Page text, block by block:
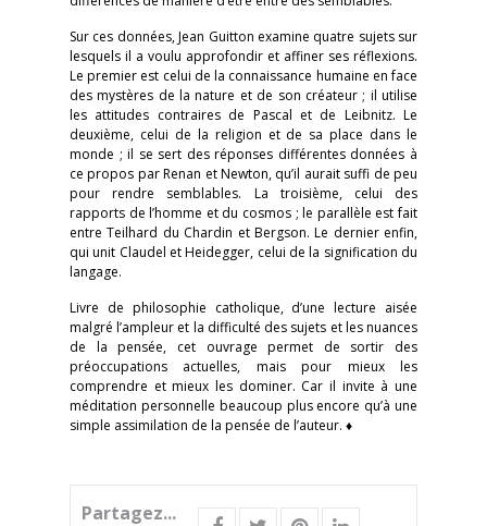
Sur ces données, Jean Guitton examine quatre sujets sur
lesquels il a voulu approfondir et affiner ses réflexions.
Le premier est celui de la connaissance humaine en face
des mystères de la nature et de son créateur ; il utilise
les attitudes contraires de Pascal et de Leibnitz. Le
deuxième, celui de la religion et de sa place dans le
monde ; il se sert des réponses différentes données à
ce propos par Renan et Newton, qu’il aurait suffi de peu
pour rendre semblables. La troisième, celui des
rapports de l’homme et du cosmos ; le parallèle est fait
entre Teilhard du Chardin et Bergson. Le dernier enfin,
qui unit Claudel et Heidegger, celui de la signification du
langage.
Livre de philosophie catholique, d’une lecture aisée
malgré l’ampleur et la difficulté des sujets et les nuances
de la pensée, cet ouvrage permet de sortir des
préoccupations actuelles, mais pour mieux les
comprendre et mieux les dominer. Car il invite à une
méditation personnelle beaucoup plus encore qu’à une
simple assimilation de la pensée de l’auteur. ♦
Partagez...